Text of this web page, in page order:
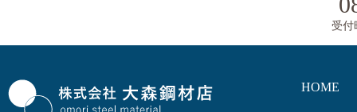
受付
HOME